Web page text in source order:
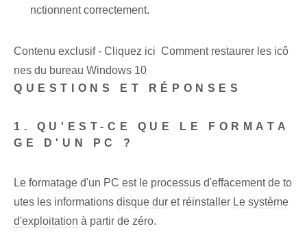
nctionnent correctement.
Contenu exclusif - Cliquez ici Comment restaurer les icô
nes du bureau Windows 10
QUESTIONS ET RÉPONSES
1. QU'EST-CE QUE LE FORMATA
GE D'UN PC ?
Le formatage d'un PC est le processus d'effacement de to
utes les informations disque dur et réinstaller Le système
d'exploitation à partir de zéro.